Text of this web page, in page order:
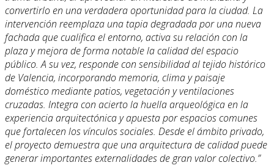
convertirlo en una verdadera oportunidad para la ciudad. La
intervención reemplaza una tapia degradada por una nueva
fachada que cualifica el entorno, activa su relación con la
plaza y mejora de forma notable la calidad del espacio
público. A su vez, responde con sensibilidad al tejido histórico
de Valencia, incorporando memoria, clima y paisaje
doméstico mediante patios, vegetación y ventilaciones
cruzadas. Integra con acierto la huella arqueológica en la
experiencia arquitectónica y apuesta por espacios comunes
que fortalecen los vínculos sociales. Desde el ámbito privado,
el proyecto demuestra que una arquitectura de calidad puede
generar importantes externalidades de gran valor colectivo.”